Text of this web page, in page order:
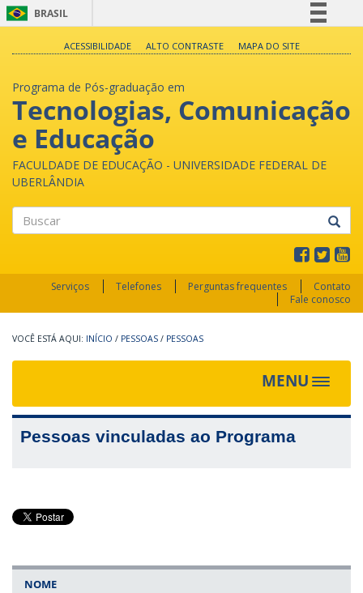
BRASIL
Acesso à informação
Canais
ACESSIBILIDADE ALTO CONTRASTE MAPA DO SITE
Programa de Pós-graduação em
Tecnologias, Comunicação
e Educação
FACULDADE DE EDUCAÇÃO - UNIVERSIDADE FEDERAL DE
UBERLÂNDIA
Serviços Telefones Perguntas frequentes
Contato
Fale conosco
INÍCIO / PESSOAS / PESSOAS
MENU
Toggle
Pessoas vinculadas ao Programa
NOME